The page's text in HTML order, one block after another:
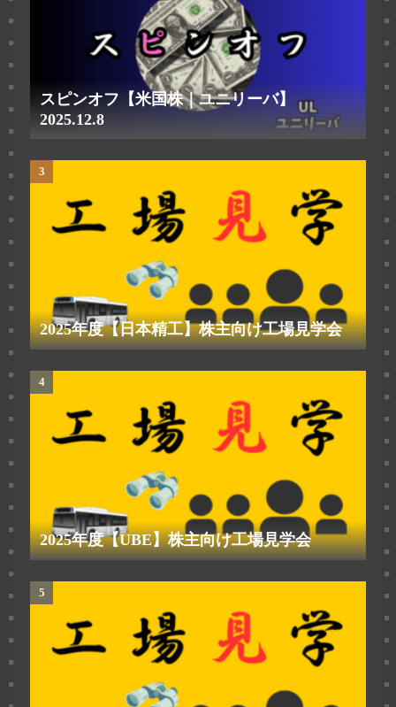
スピンオフ【米国株｜ユニリーバ】
2025.12.8
2025年度【日本精工】株主向け工場見学会
2025年度【UBE】株主向け工場見学会